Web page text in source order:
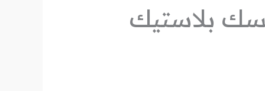
بلاستيك